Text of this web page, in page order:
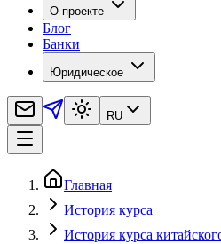
О проекте
Блог
Банки
Юридическое
RU
Главная
История курса
История курса